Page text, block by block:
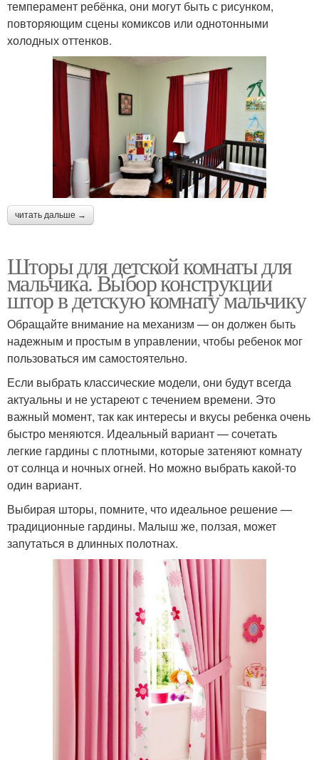
темперамент ребёнка, они могут быть с рисунком,
повторяющим сцены комиксов или однотонными
холодных оттенков.
читать дальше →
Шторы для детской комнаты для
мальчика. Выбор конструкции
штор в детскую комнату мальчику
Обращайте внимание на механизм — он должен быть
надежным и простым в управлении, чтобы ребенок мог
пользоваться им самостоятельно.
Если выбрать классические модели, они будут всегда
актуальны и не устареют с течением времени. Это
важный момент, так как интересы и вкусы ребенка очень
быстро меняются. Идеальный вариант — сочетать
легкие гардины с плотными, которые затеняют комнату
от солнца и ночных огней. Но можно выбрать какой-то
один вариант.
Выбирая шторы, помните, что идеальное решение —
традиционные гардины. Малыш же, ползая, может
запутаться в длинных полотнах.